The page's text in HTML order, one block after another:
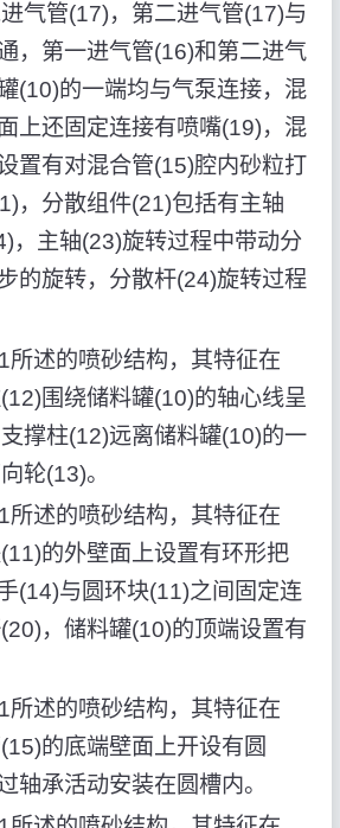
气管(17)，第二进气管(17)与
，第一进气管(16)和第二进气
(10)的一端均与气泵连接，混
上还固定连接有喷嘴(19)，混
置有对混合管(15)腔内砂粒打
，分散组件(21)包括有主轴
，主轴(23)旋转过程中带动分
的旋转，分散杆(24)旋转过程
所述的喷砂结构，其特征在
围绕储料罐(10)的轴心线呈
撑柱(12)远离储料罐(10)的一
轮(13)。
所述的喷砂结构，其特征在
的外壁面上设置有环形把
(14)与圆环块(11)之间固定连
，储料罐(10)的顶端设置有
所述的喷砂结构，其特征在
的底端壁面上开设有圆
轴承活动安装在圆槽内。